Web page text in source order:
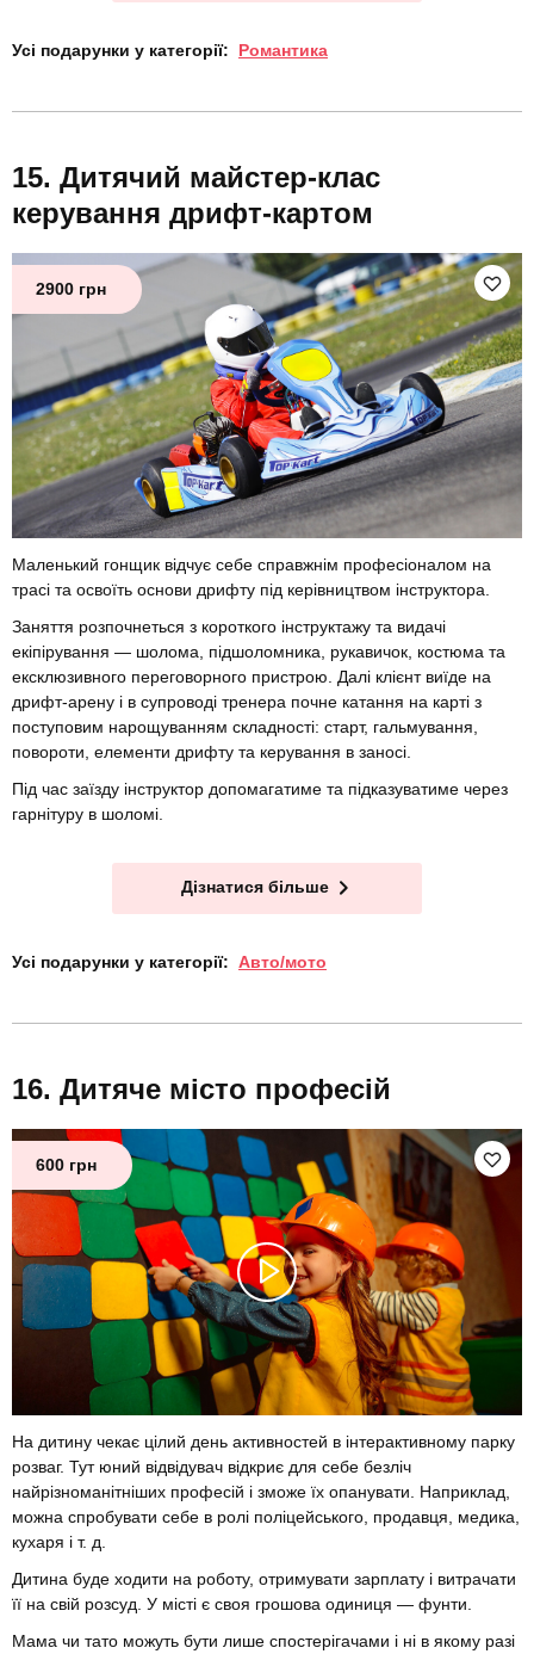
Усі подарунки у категорії: Романтика
Дитячий майстер-клас
керування дрифт-картом
2900 грн
Маленький гонщик відчує себе справжнім професіоналом на
трасі та освоїть основи дрифту під керівництвом інструктора.
Заняття розпочнеться з короткого інструктажу та видачі
екіпірування — шолома, підшоломника, рукавичок, костюма та
ексклюзивного переговорного пристрою. Далі клієнт виїде на
дрифт-арену і в супроводі тренера почне катання на карті з
поступовим нарощуванням складності: старт, гальмування,
повороти, елементи дрифту та керування в заносі.
Під час заїзду інструктор допомагатиме та підказуватиме через
гарнітуру в шоломі.
Дізнатися більше
Усі подарунки у категорії: Авто/мото
Дитяче місто професій
600 грн
На дитину чекає цілий день активностей в інтерактивному парку
розваг. Тут юний відвідувач відкриє для себе безліч
найрізноманітніших професій і зможе їх опанувати. Наприклад,
можна спробувати себе в ролі поліцейського, продавця, медика,
кухаря і т. д.
Дитина буде ходити на роботу, отримувати зарплату і витрачати
її на свій розсуд. У місті є своя грошова одиниця — фунти.
Мама чи тато можуть бути лише спостерігачами і ні в якому разі